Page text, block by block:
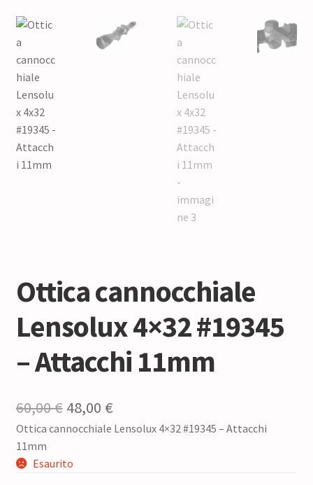
Ottica cannocchiale
Lensolux 4×32 #19345
– Attacchi 11mm
60,00€ Il
prezzo
48,00 €Il
prezzo
Ottica cannocchiale Lensolux 4×32 #19345 – Attacchi
11mm
Esaurito